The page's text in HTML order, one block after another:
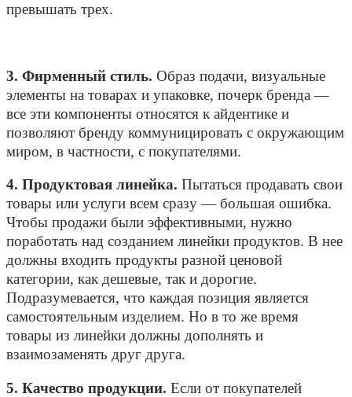
превышать трех.
3. Фирменный стиль. Образ подачи, визуальные
элементы на товарах и упаковке, почерк бренда —
все эти компоненты относятся к айдентике и
позволяют бренду коммуницировать с окружающим
миром, в частности, с покупателями.
4. Продуктовая линейка. Пытаться продавать свои
товары или услуги всем сразу — большая ошибка.
Чтобы продажи были эффективными, нужно
поработать над созданием линейки продуктов. В нее
должны входить продукты разной ценовой
категории, как дешевые, так и дорогие.
Подразумевается, что каждая позиция является
самостоятельным изделием. Но в то же время
товары из линейки должны дополнять и
взаимозаменять друг друга.
5. Качество продукции. Если от покупателей